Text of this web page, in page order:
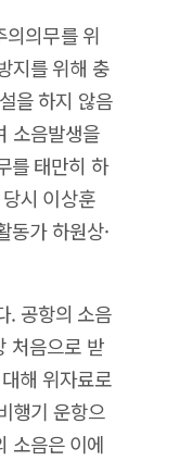
의의무를 위
지를 위해 충
을 하지 않음
소음발생을
를 태만히 하
시 이상훈
동가 하원상·
. 공항의 소음
처음으로 받
해 위자료로
행기 운항으
소음은 이에